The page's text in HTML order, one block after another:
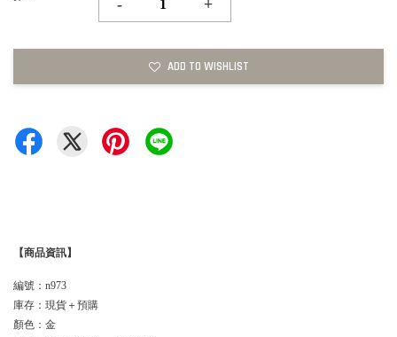
- +
ADD TO WISHLIST
【商品資訊】
編號：n973
庫存：現貨＋預購
顏色：金